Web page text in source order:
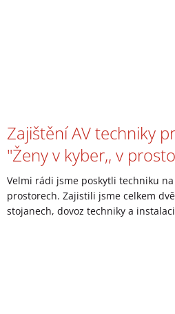
Zajištění AV techniky
"Ženy v kyber,, v
Velmi rádi jsme poskytli techniku
prostorech. Zajistili jsme celkem
stojanech, dovoz techniky a